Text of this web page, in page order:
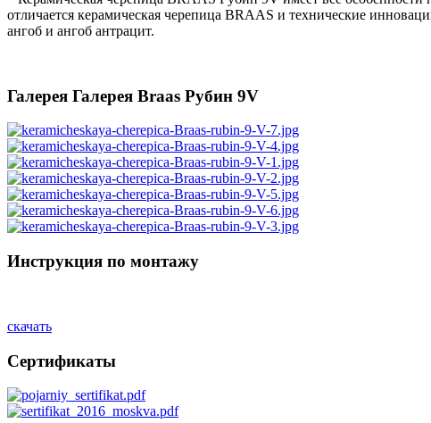
отличается керамическая черепица BRAAS и технические
ангоб и ангоб антрацит.
Галерея Галерея Braas Рубин 9V
Инструкция по монтажу
скачать
Сертификаты